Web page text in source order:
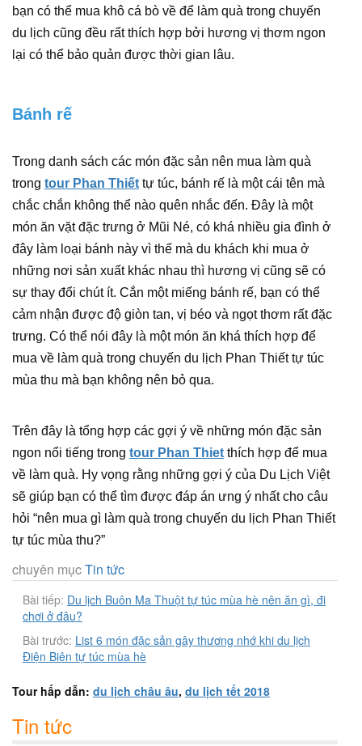
bạn có thể mua khô cá bò về để làm quà trong chuyến
du lịch cũng đều rất thích hợp bởi hương vị thơm ngon
lại có thể bảo quản được thời gian lâu.
Bánh rế
Trong danh sách các món đặc sản nên mua làm quà
trong tour Phan Thiết tự túc, bánh rế là một cái tên mà
chắc chắn không thể nào quên nhắc đến. Đây là một
món ăn vặt đặc trưng ở Mũi Né, có khá nhiều gia đình ở
đây làm loại bánh này vì thế mà du khách khi mua ở
những nơi sản xuất khác nhau thì hương vị cũng sẽ có
sự thay đổi chút ít. Cắn một miếng bánh rế, bạn có thể
cảm nhận được độ giòn tan, vị béo và ngọt thơm rất đặc
trưng. Có thể nói đây là một món ăn khá thích hợp để
mua về làm quà trong chuyến du lịch Phan Thiết tự túc
mùa thu mà bạn không nên bỏ qua.
Trên đây là tổng hợp các gợi ý về những món đặc sản
ngon nổi tiếng trong tour Phan Thiet thích hợp để mua
về làm quà. Hy vọng rằng những gợi ý của Du Lịch Việt
sẽ giúp bạn có thể tìm được đáp án ưng ý nhất cho câu
hỏi “nên mua gì làm quà trong chuyến du lịch Phan Thiết
tự túc mùa thu?”
chuyên mụcTin tức
Bài tiếp: Du lịch Buôn Ma Thuột tự túc mùa hè nên ăn gì, đi
chơi ở đâu?
Bài trước: List 6 món đặc sản gây thương nhớ khi du lịch
Điện Biên tự túc mùa hè
Tour hấp dẫn: du lịch châu âu, du lịch tết 2018
Tin tức